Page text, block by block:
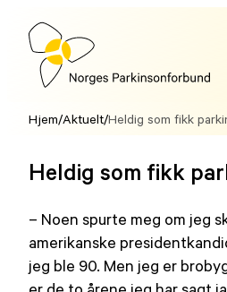
Hopp
innholdNorges
Hjem/Aktuelt/Heldig som fikk
Heldig som fikk
– Noen spurte meg om jeg
amerikanske
jeg ble 90. Men jeg er